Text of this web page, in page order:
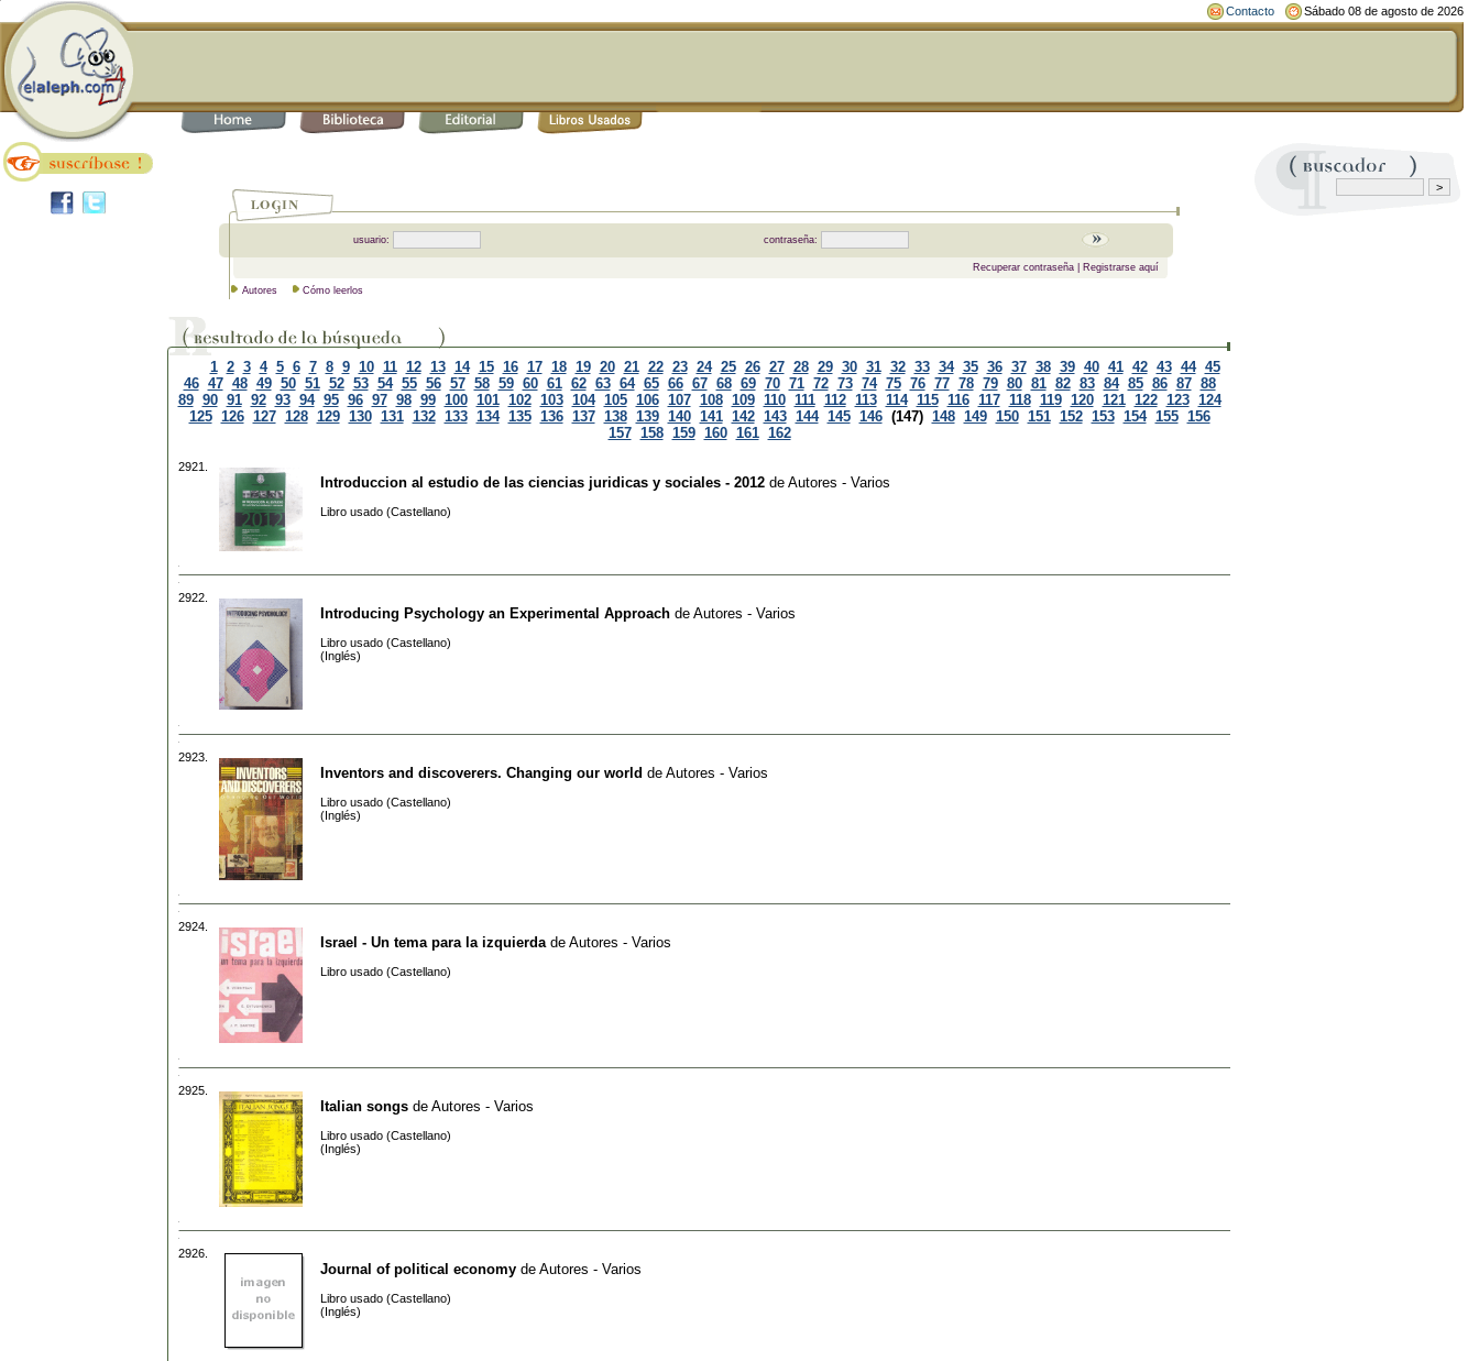
Contacto Sábado 08 de agosto de 2026
usuario: contraseña:
Recuperar contraseña| Registrarse aquí
Autores Cómo leerlos
1 2 3 4 5 6 7 8 9 10 11 12 13 14 15 16 17 18 19 20 21 22 23 24 25 26 27 28 29 30 31 32 33 34 35 36 37 38 39 40 41 42 43 44 45
46 47 48 49 50 51 52 53 54 55 56 57 58 59 60 61 62 63 64 65 66 67 68 69 70 71 72 73 74 75 76 77 78 79 80 81 82 83 84 85 86 87 88
89 90 91 92 93 94 95 96 97 98 99 100 101 102 103 104 105 106 107 108 109 110 111 112 113 114 115 116 117 118 119 120 121 122 123 124
125 126 127 128 129 130 131 132 133 134 135 136 137 138 139 140 141 142 143 144 145 146 (147) 148 149 150 151 152 153 154 155 156
157 158 159 160 161 162
2921.
Introduccion al estudio de las ciencias juridicas y sociales - 2012 de Autores - Varios
Libro usado (Castellano)
2922.
Introducing Psychology an Experimental Approach de Autores - Varios
Libro usado (Castellano)
(Inglés)
2923.
Inventors and discoverers. Changing our world de Autores - Varios
Libro usado (Castellano)
(Inglés)
2924.
Israel - Un tema para la izquierda de Autores - Varios
Libro usado (Castellano)
2925.
Italian songs de Autores - Varios
Libro usado (Castellano)
(Inglés)
2926.
Journal of political economy de Autores - Varios
Libro usado (Castellano)
(Inglés)